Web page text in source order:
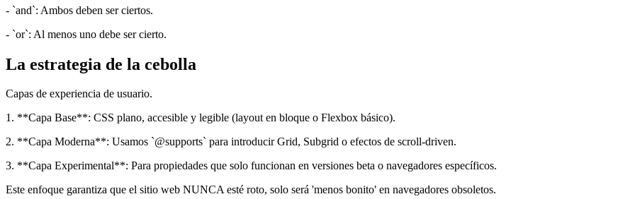
- `and`: Ambos deben ser ciertos.
- `or`: Al menos uno debe ser cierto.
La estrategia de la cebolla
Capas de experiencia de usuario.
1. **Capa Base**: CSS plano, accesible y legible (layout en bloque o Flexbox básico).
2. **Capa Moderna**: Usamos `@supports` para introducir Grid, Subgrid o efectos de scroll-driven.
3. **Capa Experimental**: Para propiedades que solo funcionan en versiones beta o navegadores específicos.
Este enfoque garantiza que el sitio web NUNCA esté roto, solo será 'menos bonito' en navegadores obsoletos.